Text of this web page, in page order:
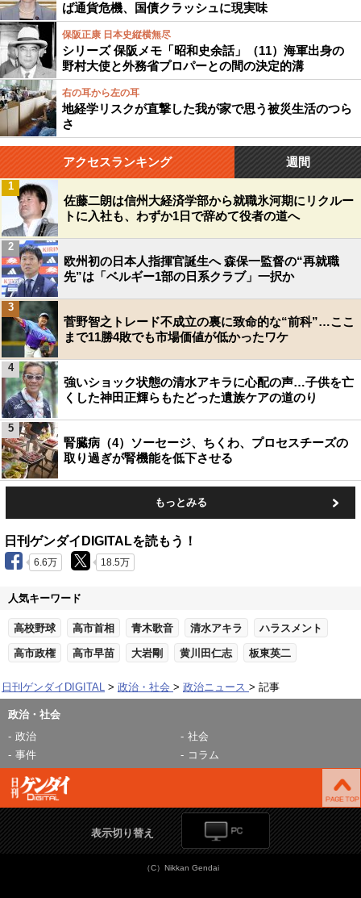
ば通貨危機、国債クラッシュに現実味
保阪正康 日本史縦横無尽
シリーズ 保阪メモ「昭和史余話」（11）海軍出身の
野村大使と外務省プロパーとの間の決定的溝
右の耳から左の耳
地経学リスクが直撃した我が家で思う被災生活のつら
さ
アクセスランキング 週間
佐藤二朗は信州大経済学部から就職氷河期にリクルー
トに入社も、わずか1日で辞めて役者の道へ
1
欧州初の日本人指揮官誕生へ 森保一監督の“再就職
先”は「ベルギー1部の日系クラブ」一択か
2
菅野智之トレード不成立の裏に致命的な“前科”…ここ
まで11勝4敗でも市場価値が低かったワケ
3
強いショック状態の清水アキラに心配の声…子供を亡
くした神田正輝らもたどった遺族ケアの道のり
4
腎臓病（4）ソーセージ、ちくわ、プロセスチーズの
取り過ぎが腎機能を低下させる
5
もっとみる
日刊ゲンダイDIGITALを読もう！
6.6万 18.5万
人気キーワード
高校野球 高市首相 青木歌音 清水アキラ ハラスメント
高市政権 高市早苗 大岩剛 黄川田仁志 板東英二
日刊ゲンダイDIGITAL 政治・社会 政治ニュース 記事
政治・社会
政治
社会
事件
コラム
表示切り替え
（C）Nikkan Gendai